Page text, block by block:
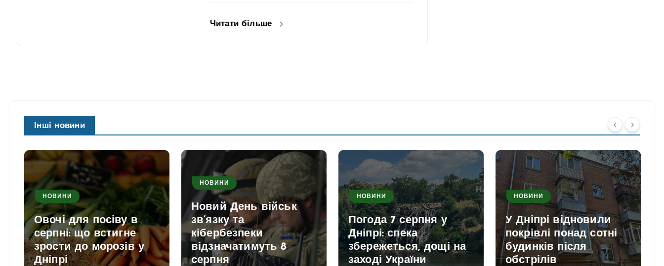
Читати більше
Інші новини
НОВИНИ
Овочі для посіву в
серпні: що встигне
зрости до морозів у
Дніпрі
НОВИНИ
Новий День військ
зв’язку та
кібербезпеки
відзначатимуть 8
серпня
НОВИНИ
Погода 7 серпня у
Дніпрі: спека
збережеться, дощі на
заході України
НОВИНИ
У Дніпрі відновили
покрівлі понад сотні
будинків після
обстрілів